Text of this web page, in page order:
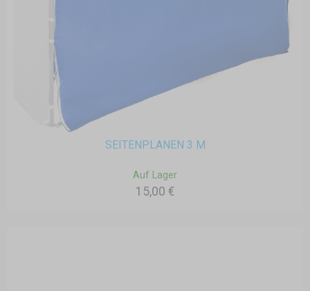
SEITENPLANEN 3 M
Auf Lager
15,00 €